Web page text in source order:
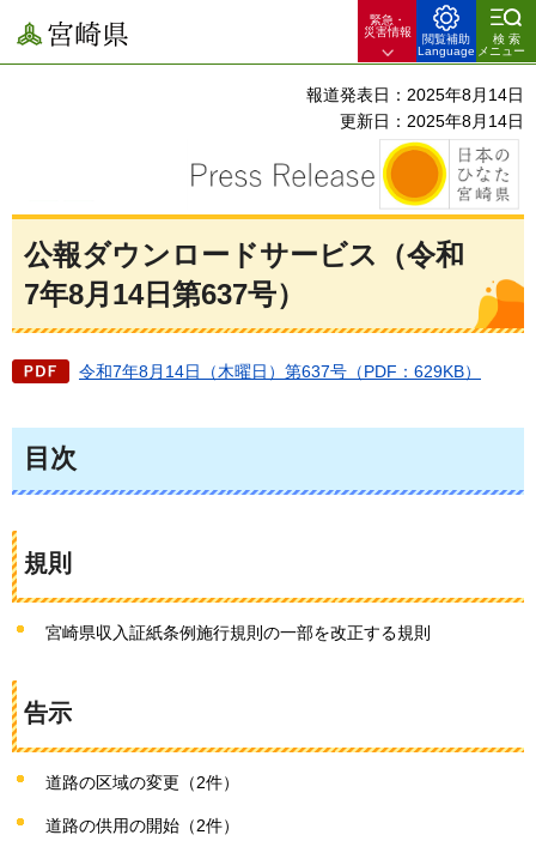
宮崎県
緊急・
災害情報
閲覧補助
Language
検索
メニュー
報道発表日：2025年8月14日
更新日：2025年8月14日
公報ダウンロードサービス（令和
7年8月14日第637号）
令和7年8月14日（木曜日）第637号（PDF：629KB）
目次
規則
宮崎県収入証紙条例施行規則の一部を改正する規則
告示
道路の区域の変更（2件）
道路の供用の開始（2件）